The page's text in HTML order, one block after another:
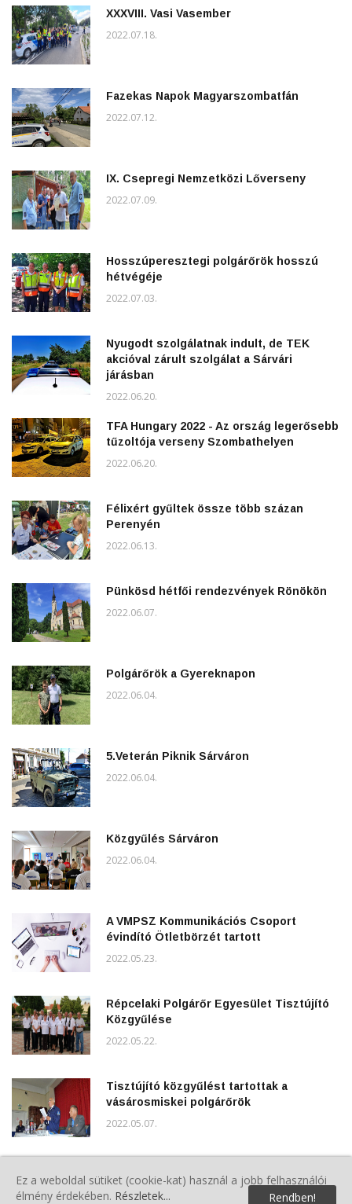
XXXVIII. Vasi Vasember
2022.07.18.
Fazekas Napok Magyarszombatfán
2022.07.12.
IX. Csepregi Nemzetközi Lőverseny
2022.07.09.
Hosszúperesztegi polgárőrök hosszú
hétvégéje
2022.07.03.
Nyugodt szolgálatnak indult, de TEK
akcióval zárult szolgálat a Sárvári
járásban
2022.06.20.
TFA Hungary 2022 - Az ország legerősebb
tűzoltója verseny Szombathelyen
2022.06.20.
Félixért gyűltek össze több százan
Perenyén
2022.06.13.
Pünkösd hétfői rendezvények Rönökön
2022.06.07.
Polgárőrök a Gyereknapon
2022.06.04.
5.Veterán Piknik Sárváron
2022.06.04.
Közgyűlés Sárváron
2022.06.04.
A VMPSZ Kommunikációs Csoport
évindító Ötletbörzét tartott
2022.05.23.
Répcelaki Polgárőr Egyesület Tisztújító
Közgyűlése
2022.05.22.
Tisztújító közgyűlést tartottak a
vásárosmiskei polgárőrök
2022.05.07.
Találkozó polgárőrökkel
Ez a weboldal sütiket (cookie-kat) használ a jobb felhasználói
élmény érdekében. Részletek... Rendben!